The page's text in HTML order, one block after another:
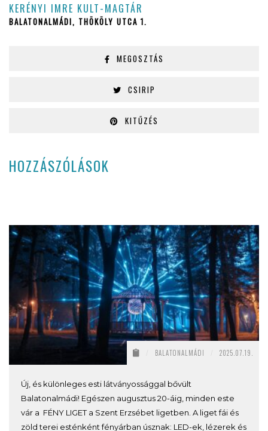
KERÉNYI IMRE KULT-MAGTÁR
BALATONALMÁDI, THÖKÖLY UTCA 1.
MEGOSZTÁS
CSIRIP
KITŰZÉS
HOZZÁSZÓLÁSOK
BALATONALMÁDI 2025.07.19.
Új, és különleges esti látványossággal bővült
Balatonalmádi! Egészen augusztus 20-áig, minden este
vár a FÉNY LIGET a Szent Erzsébet ligetben. A liget fái és
zöld terei esténként fényárban úsznak: LED-ek, lézerek és